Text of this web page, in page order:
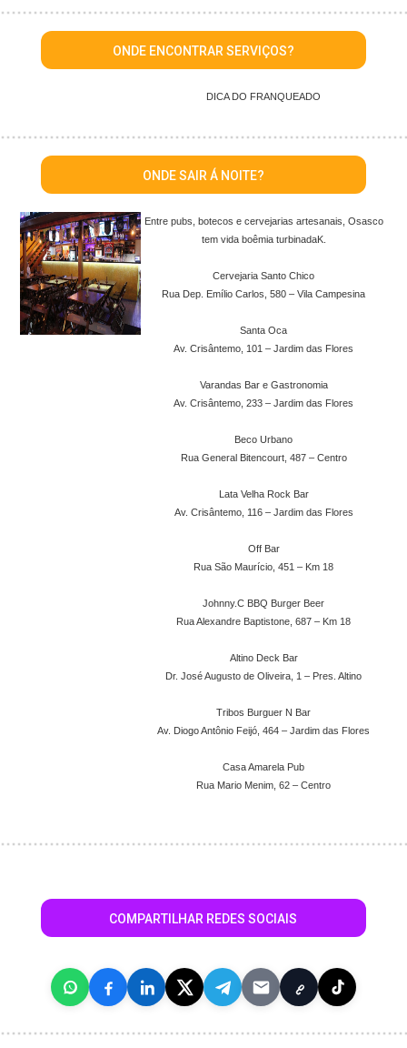
ONDE ENCONTRAR SERVIÇOS?
DICA DO FRANQUEADO
ONDE SAIR Á NOITE?
Entre pubs, botecos e cervejarias artesanais, Osasco
tem vida boêmia turbinadaK.
Cervejaria Santo Chico
Rua Dep. Emílio Carlos, 580 – Vila Campesina
Santa Oca
Av. Crisântemo, 101 – Jardim das Flores
Varandas Bar e Gastronomia
Av. Crisântemo, 233 – Jardim das Flores
Beco Urbano
Rua General Bitencourt, 487 – Centro
Lata Velha Rock Bar
Av. Crisântemo, 116 – Jardim das Flores
Off Bar
Rua São Maurício, 451 – Km 18
Johnny.C BBQ Burger Beer
Rua Alexandre Baptistone, 687 – Km 18
Altino Deck Bar
Dr. José Augusto de Oliveira, 1 – Pres. Altino
Tribos Burguer N Bar
Av. Diogo Antônio Feijó, 464 – Jardim das Flores
Casa Amarela Pub
Rua Mario Menim, 62 – Centro
COMPARTILHAR REDES SOCIAIS